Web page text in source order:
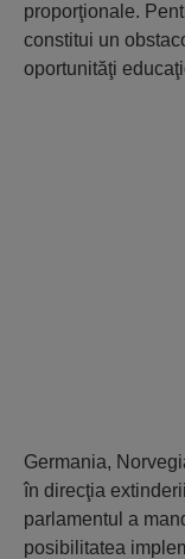
proporţionale.
constitui un
oportunităţi
Germania,
în direcţia
parlamentul a
posibilitatea